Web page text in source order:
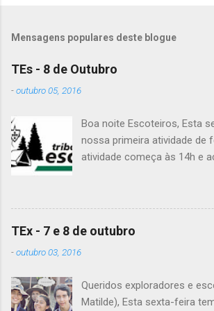
Mensagens populares deste blogue
TEs - 8 de Outubro
-outubro 05, 2016
Boa noite Escoteiros, Esta
nossa primeira atividade de
atividade começa às 14h e
lanche (não pode ser
caneta. Para a Diana, a Inês,
Valentino e Rafael a
vão fazer a ponte com a
informações no post deles.
TEx - 7 e 8 de outubro
-outubro 03, 2016
Queridos exploradores e
Matilde), Esta sexta-feira